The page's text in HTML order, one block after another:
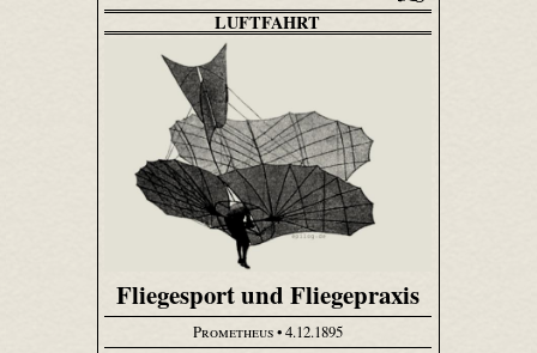
LUFTFAHRT
Fliegesport und Fliegepraxis
Prometheus• 4.12.1895